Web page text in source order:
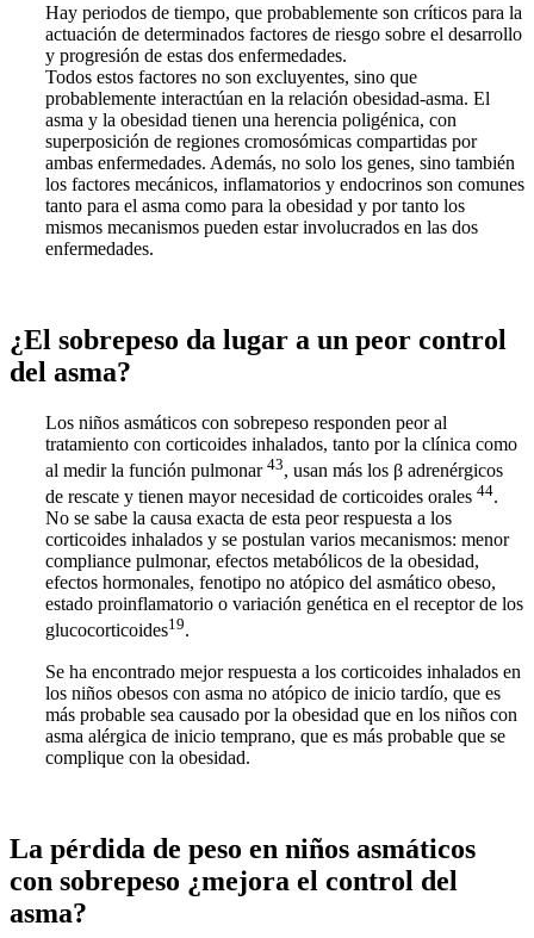
Hay periodos de tiempo, que probablemente son críticos para la
actuación de determinados factores de riesgo sobre el desarrollo
y progresión de estas dos enfermedades.
Todos estos factores no son excluyentes, sino que
probablemente interactúan en la relación obesidad-asma. El
asma y la obesidad tienen una herencia poligénica, con
superposición de regiones cromosómicas compartidas por
ambas enfermedades. Además, no solo los genes, sino también
los factores mecánicos, inflamatorios y endocrinos son comunes
tanto para el asma como para la obesidad y por tanto los
mismos mecanismos pueden estar involucrados en las dos
enfermedades.
¿El sobrepeso da lugar a un peor control
del asma?
Los niños asmáticos con sobrepeso responden peor al
tratamiento con corticoides inhalados, tanto por la clínica como
al medir la función pulmonar 43, usan más los β adrenérgicos
de rescate y tienen mayor necesidad de corticoides orales 44.
No se sabe la causa exacta de esta peor respuesta a los
corticoides inhalados y se postulan varios mecanismos: menor
compliance pulmonar, efectos metabólicos de la obesidad,
efectos hormonales, fenotipo no atópico del asmático obeso,
estado proinflamatorio o variación genética en el receptor de los
glucocorticoides19.
Se ha encontrado mejor respuesta a los corticoides inhalados en
los niños obesos con asma no atópico de inicio tardío, que es
más probable sea causado por la obesidad que en los niños con
asma alérgica de inicio temprano, que es más probable que se
complique con la obesidad.
La pérdida de peso en niños asmáticos
con sobrepeso ¿mejora el control del
asma?